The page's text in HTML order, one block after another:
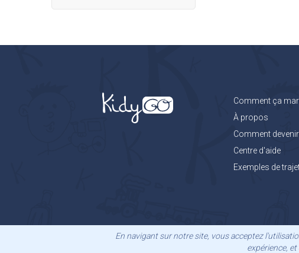
Comment ça
À propos
Comment
Centre d'aide
Exemples de
En navigant sur notre site, vous acceptez
expérience,